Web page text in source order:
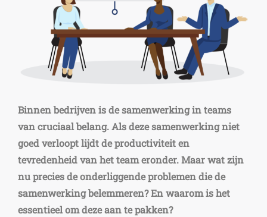
Binnen bedrijven is de samenwerking in teams
van cruciaal belang. Als deze samenwerking niet
goed verloopt lijdt de productiviteit en
tevredenheid van het team eronder. Maar wat zijn
nu precies de onderliggende problemen die de
samenwerking belemmeren? En waarom is het
essentieel om deze aan te pakken?